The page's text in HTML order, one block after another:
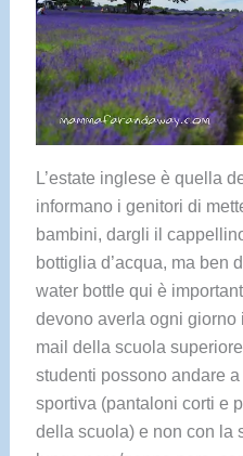
L’estate inglese è quella
informano i genitori di
bambini, dargli il
bottiglia d’acqua, ma ben
water bottle qui è
devono averla ogni
mail della scuola
studenti possono andare
sportiva (pantaloni corti e
della scuola) e non con la